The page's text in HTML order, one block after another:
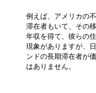
例えば、アメリカの
滞在者もいて、その
年収を得て、彼らの
現象がありますが、
ンドの長期滞在者が
はありません。